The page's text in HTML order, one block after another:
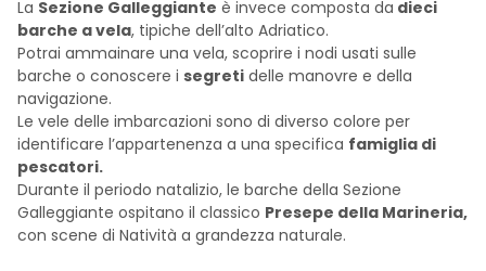
La Sezione Galleggiante è invece composta da dieci
barche a vela, tipiche dell’alto Adriatico.
Potrai ammainare una vela, scoprire i nodi usati sulle
barche o conoscere i segreti delle manovre e della
navigazione.
Le vele delle imbarcazioni sono di diverso colore per
identificare l’appartenenza a una specifica famiglia di
pescatori.
Durante il periodo natalizio, le barche della Sezione
Galleggiante ospitano il classico Presepe della Marineria,
con scene di Natività a grandezza naturale.